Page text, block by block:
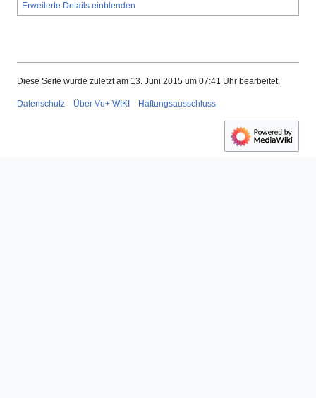
Erweiterte Details einblenden
Diese Seite wurde zuletzt am 13. Juni 2015 um 07:41 Uhr bearbeitet.
Datenschutz Über Vu+ WIKI Haftungsausschluss